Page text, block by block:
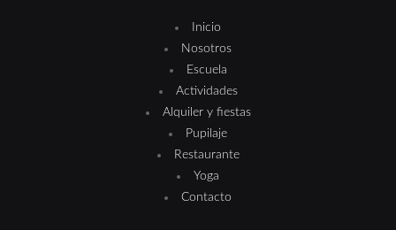
Inicio
Nosotros
Escuela
Actividades
Alquiler y fiestas
Pupilaje
Restaurante
Yoga
Contacto